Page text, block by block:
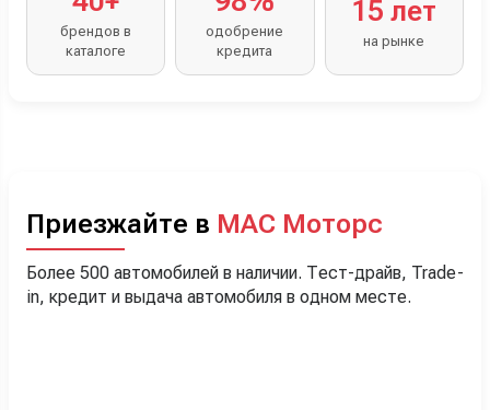
брендов в
каталоге
одобрение
кредита
15 лет
на рынке
Приезжайте в МАС Моторс
Более 500 автомобилей в наличии. Тест-драйв, Trade-
in, кредит и выдача автомобиля в одном месте.